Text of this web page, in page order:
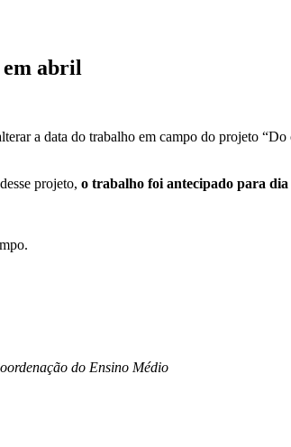
em abril
a data do trabalho em campo do projeto
projeto, o trabalho foi antecipado para dia
do Ensino Médio